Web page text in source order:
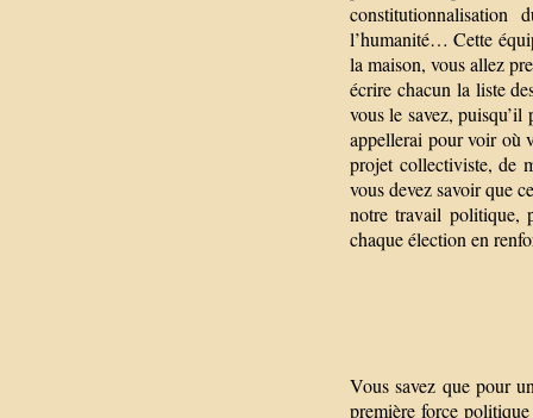
l’humanité… Cette
la maison, vous allez
écrire chacun la liste
vous le savez,
appellerai pour voir où
projet collectiviste, de
vous devez savoir que
notre travail politique,
chaque élection en
Vous savez que pour
première force